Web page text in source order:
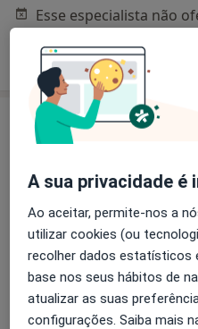
Solicite um
Dr. Daniel Mira
Psicólogo
64 opiniões
A sua privacidade é
Ao aceitar, permite-nos a
utilizar cookies (ou
recolher dados estatísticos
base nos seus hábitos de
atualizar as suas
configurações. Saiba mais